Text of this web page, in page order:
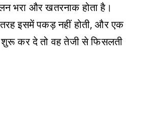
भरा और खतरनाक होता है।
तरह इसमें पकड़ नहीं होती, और एक
शुरू कर दे तो वह तेजी से फिसलती